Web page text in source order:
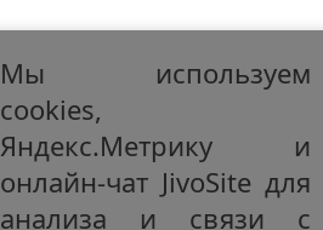
Мы используем
cookies,
Яндекс.Метрику и
онлайн-чат JivoSite для
анализа и связи с